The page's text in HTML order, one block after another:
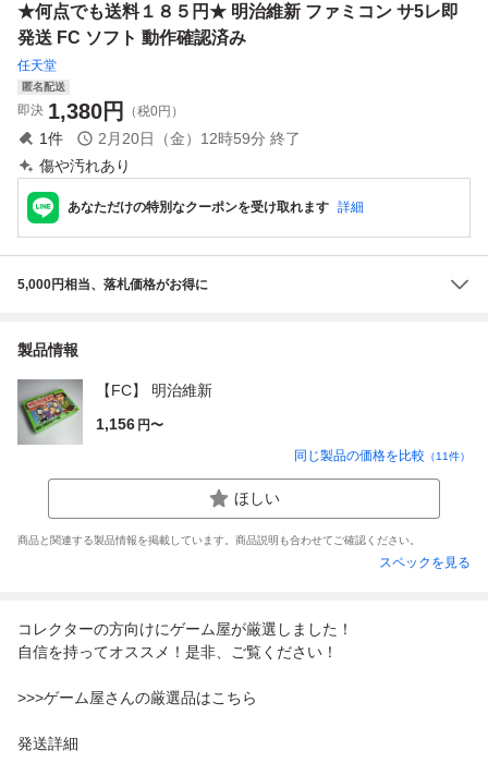
★何点でも送料１８５円★ 明治維新 ファミコン サ5レ即
発送 FC ソフト 動作確認済み
任天堂
匿名配送
即決 1,380円 （税0円）
1件 2月20日（金）12時59分 終了
傷や汚れあり
あなただけの特別なクーポンを受け取れます 詳細
5,000円相当、落札価格がお得に
製品情報
【FC】 明治維新
1,156 円〜
同じ製品の価格を比較 （11件）
ほしい
商品と関連する製品情報を掲載しています。商品説明も合わせてご確認ください。
スペックを見る
コレクターの方向けにゲーム屋が厳選しました！
自信を持ってオススメ！是非、ご覧ください！
>>>ゲーム屋さんの厳選品はこちら
発送詳細